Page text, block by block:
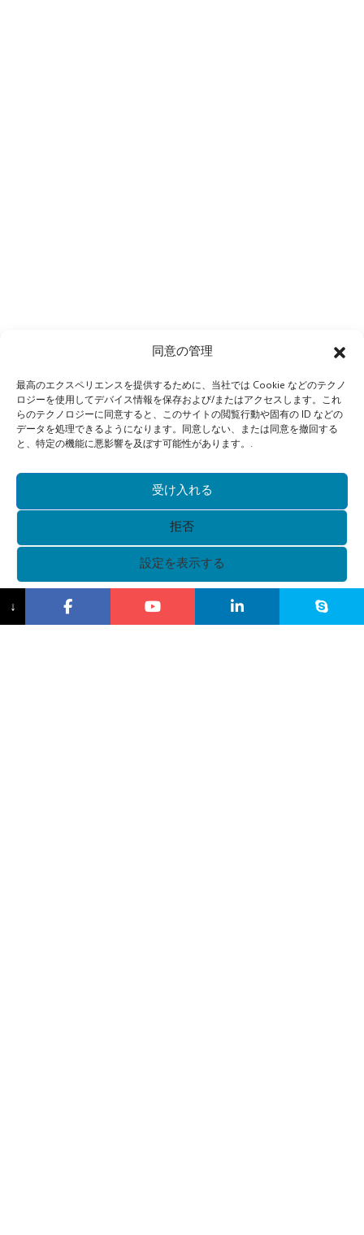
同意の管理
最高のエクスペリエンスを提供するために、当社では Cookie などのテクノ
ロジーを使用してデバイス情報を保存および/またはアクセスします。これ
らのテクノロジーに同意すると、このサイトの閲覧行動や固有の ID などの
データを処理できるようになります。同意しない、または同意を撤回する
と、特定の機能に悪影響を及ぼす可能性があります。.
受け入れる
拒否
設定を表示する
{タイトル}
↓